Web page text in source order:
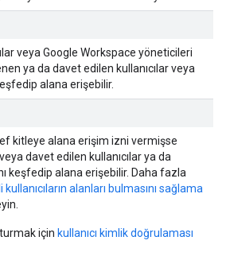
veya Google Workspace yöneticileri
ya da davet edilen kullanıcılar veya
alana erişebilir.
kitleye alana erişim izni vermişse
davet edilen kullanıcılar ya da
keşfedip alana erişebilir. Daha fazla
kullanıcıların alanları bulmasını sağlama
için kullanıcı kimlik doğrulaması